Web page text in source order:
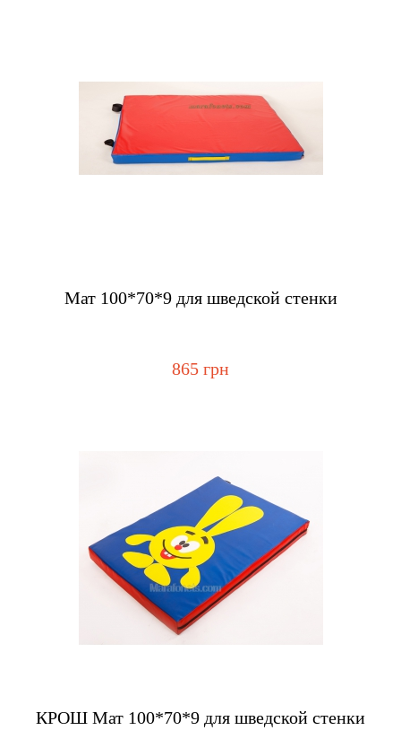
Мат 100*70*9 для шведской стенки
865 грн
КРОШ Мат 100*70*9 для шведской стенки